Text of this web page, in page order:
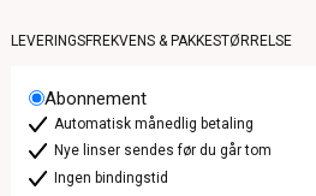
LEVERINGSFREKVENS & PAKKESTØRRELSE
Abonnement
Automatisk månedlig betaling
Nye linser sendes før du går tom
Ingen bindingstid